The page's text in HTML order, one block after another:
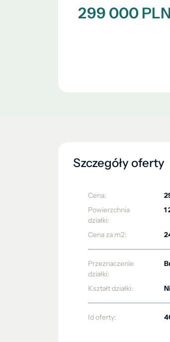
299 000 PLN
Szczegóły oferty
Cena:
Powierzchnia
działki:
1
Cena za m2:
Przeznaczenie
działki:
Kształt działki:
Id oferty: